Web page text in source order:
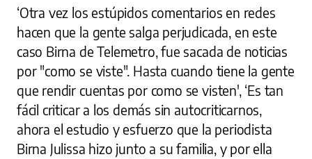
‘Otra vez los estúpidos comentarios en redes
hacen que la gente salga perjudicada, en este
caso Birna de Telemetro, fue sacada de noticias
por "como se viste". Hasta cuando tiene la gente
que rendir cuentas por como se visten', ‘Es tan
fácil criticar a los demás sin autocriticarnos,
ahora el estudio y esfuerzo que la periodista
Birna Julissa hizo junto a su familia, y por ella